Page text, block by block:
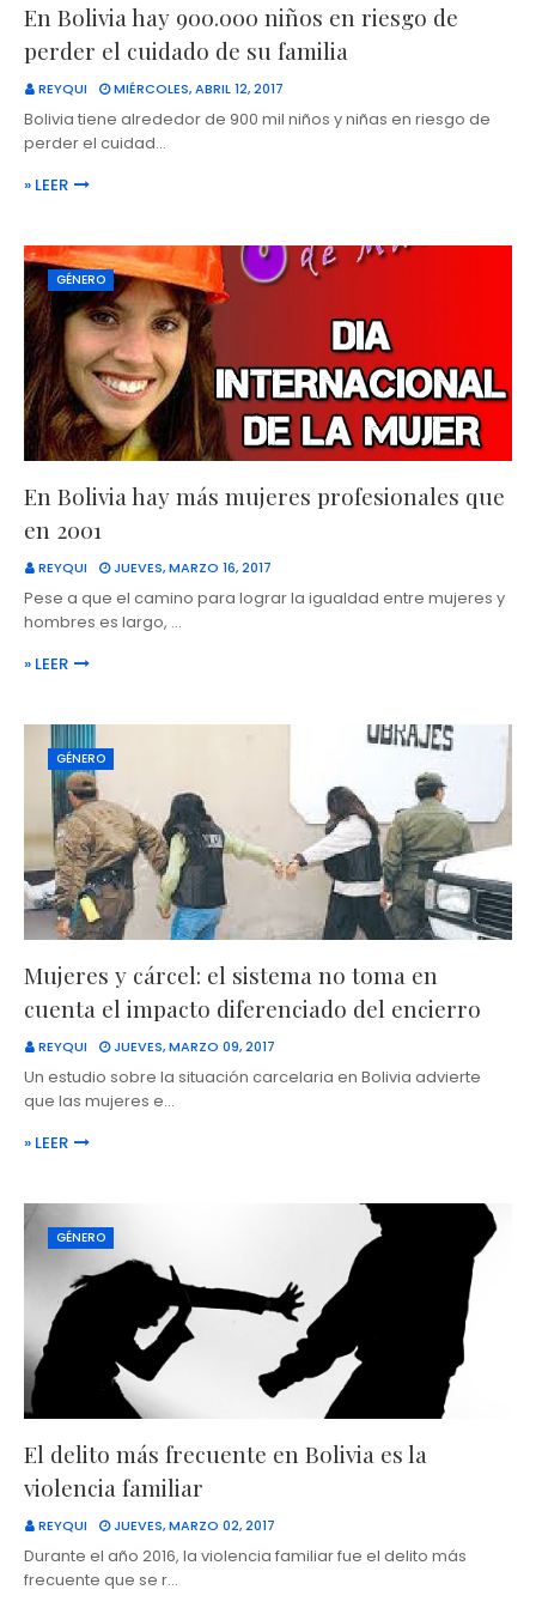
En Bolivia hay 900.000 niños en riesgo de
perder el cuidado de su familia
REYQUI MIÉRCOLES, ABRIL 12, 2017
Bolivia tiene alrededor de 900 mil niños y niñas en riesgo de
perder el cuidad…
» LEER
GÉNERO
En Bolivia hay más mujeres profesionales que
en 2001
REYQUI JUEVES, MARZO 16, 2017
Pese a que el camino para lograr la igualdad entre mujeres y
hombres es largo, …
» LEER
GÉNERO
Mujeres y cárcel: el sistema no toma en
cuenta el impacto diferenciado del encierro
REYQUI JUEVES, MARZO 09, 2017
Un estudio sobre la situación carcelaria en Bolivia advierte
que las mujeres e…
» LEER
GÉNERO
El delito más frecuente en Bolivia es la
violencia familiar
REYQUI JUEVES, MARZO 02, 2017
Durante el año 2016, la violencia familiar fue el delito más
frecuente que se r…